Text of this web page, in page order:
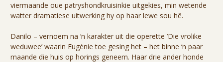
viermaande oue patryshondkruisinkie uitgekies, min wetende
watter dramatiese uitwerking hy op haar lewe sou hê.
Danilo – vernoem na ‘n karakter uit die operette ’Die vrolike
weduwee’ waarin Eugénie toe gesing het – het binne ‘n paar
maande die huis op horings geneem. Haar drie ander honde